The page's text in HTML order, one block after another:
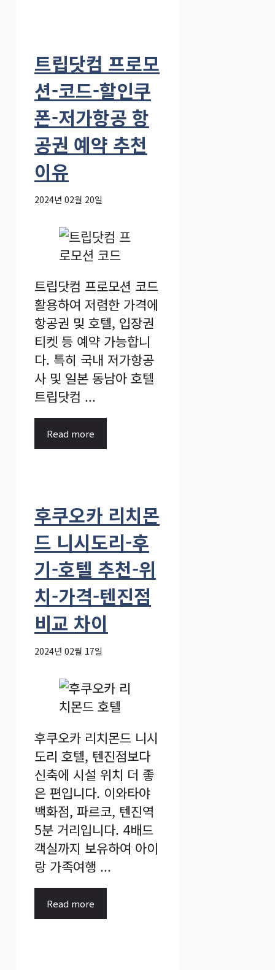
트립닷컴 프로모
션-코드-할인쿠
폰-저가항공 항
공권 예약 추천
이유
2024년 02월 20일
트립닷컴 프로모션 코드
활용하여 저렴한 가격에
항공권 및 호텔, 입장권
티켓 등 예약 가능합니
다. 특히 국내 저가항공
사 및 일본 동남아 호텔
트립닷컴 ...
Read more
후쿠오카 리치몬
드 니시도리-후
기-호텔 추천-위
치-가격-텐진점
비교 차이
2024년 02월 17일
후쿠오카 리치몬드 니시
도리 호텔, 텐진점보다
신축에 시설 위치 더 좋
은 편입니다. 이와타야
백화점, 파르코, 텐진역
5분 거리입니다. 4배드
객실까지 보유하여 아이
랑 가족여행 ...
Read more